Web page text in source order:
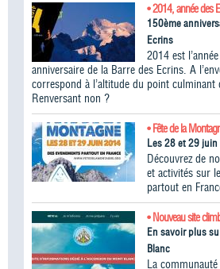
• 2014, année des
150ème
Ecrins
2014 est
anniversaire de la Barre des Ecrins. A
correspond à l’altitude du point culminant
Renversant non ?
• Fête de la
Les 28 et 29
Découvrez de
et activités sur
partout en
• Nouveau site
En savoir plus
Blanc
La